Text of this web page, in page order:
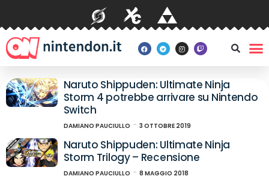
Naruto Shippuden: Ultimate Ninja
Storm 4 potrebbe arrivare su Nintendo
Switch
DAMIANO PAUCIULLO 3 OTTOBRE 2019
Naruto Shippuden: Ultimate Ninja
Storm Trilogy – Recensione
DAMIANO PAUCIULLO 8 MAGGIO 2018